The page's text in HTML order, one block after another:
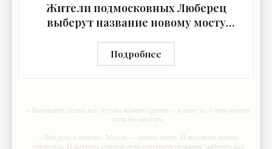
Жители подмосковных Люберец
выберут название новому мосту
«Строительство»
Подробнее
-- Начинайте делать все, что вы можете сделать – и даже то, о чем можете
хотя бы мечтать.
-- Все дело в мыслях. Мысль — начало всего. И мыслями можно
управлять. И поэтому главное дело совершенствования: работать над